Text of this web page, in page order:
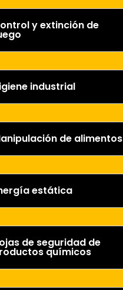
y extinción de
industrial
de alimentos
estática
de seguridad de
químicos